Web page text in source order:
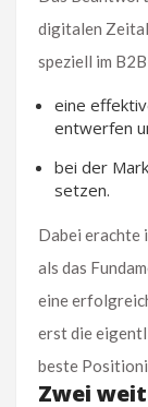
digitalen
speziell im
eine
entwerfen
bei der
setzen.
Dabei erachte
als das
eine
erst die
beste
Zwei